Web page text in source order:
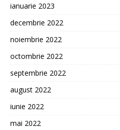
ianuarie 2023
decembrie 2022
noiembrie 2022
octombrie 2022
septembrie 2022
august 2022
iunie 2022
mai 2022